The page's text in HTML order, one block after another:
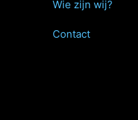
Wie zijn wij?
Contact